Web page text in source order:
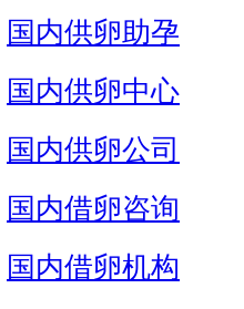
国内供卵助孕
国内供卵中心
国内供卵公司
国内借卵咨询
国内借卵机构